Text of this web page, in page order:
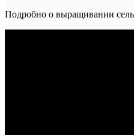
Подробно о выращивании